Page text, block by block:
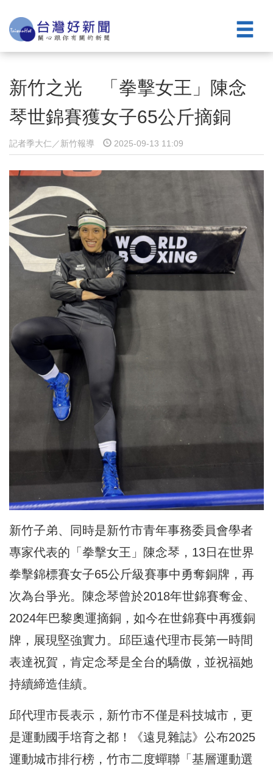
新竹之光 「拳擊女王」陳念
琴世錦賽獲女子65公斤摘銅
記者季大仁／新竹報導 2025-09-13 11:09
新竹子弟、同時是新竹市青年事務委員會學者
專家代表的「拳擊女王」陳念琴，13日在世界
拳擊錦標賽女子65公斤級賽事中勇奪銅牌，再
次為台爭光。陳念琴曾於2018年世錦賽奪金、
2024年巴黎奧運摘銅，如今在世錦賽中再獲銅
牌，展現堅強實力。邱臣遠代理市長第一時間
表達祝賀，肯定念琴是全台的驕傲，並祝福她
持續締造佳績。
邱代理市長表示，新竹市不僅是科技城市，更
是運動國手培育之都！《遠見雜誌》公布2025
運動城市排行榜，竹市二度蟬聯「基層運動選